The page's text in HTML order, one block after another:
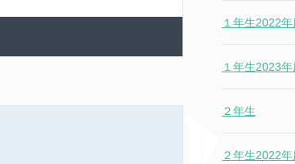
１年生2022年
１年生2023年
２年生
２年生2022年